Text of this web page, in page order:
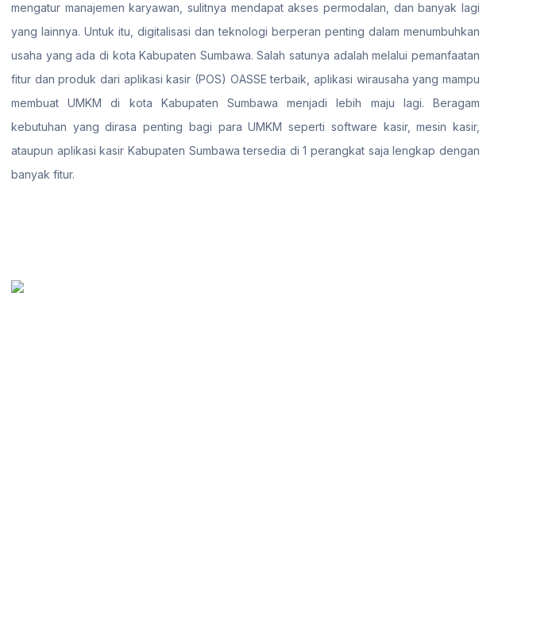
mengatur manajemen karyawan, sulitnya mendapat akses permodalan, dan banyak lagi
yang lainnya. Untuk itu, digitalisasi dan teknologi berperan penting dalam menumbuhkan
usaha yang ada di kota Kabupaten Sumbawa. Salah satunya adalah melalui pemanfaatan
fitur dan produk dari aplikasi kasir (POS) OASSE terbaik, aplikasi wirausaha yang mampu
membuat UMKM di kota Kabupaten Sumbawa menjadi lebih maju lagi. Beragam
kebutuhan yang dirasa penting bagi para UMKM seperti software kasir, mesin kasir,
ataupun aplikasi kasir Kabupaten Sumbawa tersedia di 1 perangkat saja lengkap dengan
banyak fitur.